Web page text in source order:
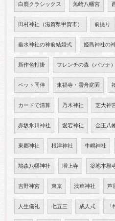
白鹿クラシックス 魚崎八幡宮
田村神社（滋賀県甲賀市） 前撮り
垂水神社の神前結婚式 姫島神社の
新作色打掛 フレンチの森（パソナ）
ペット同伴 東福寺・雪舟庭園
カードで清算 乃木神社 芝大神
赤坂氷川神社 愛宕神社 金王八
東郷神社 根津神社 牛嶋神社
鳩森八幡神社 増上寺 築地本願
吉野神宮 東京 浅草神社 芦
人生儀礼 七五三 成人式